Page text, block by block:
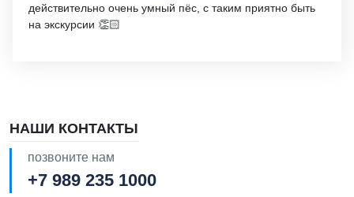
действительно очень умный пёс, с таким приятно быть
на экскурсии 👏🏻
НАШИ КОНТАКТЫ
позвоните нам
+7 989 235 1000